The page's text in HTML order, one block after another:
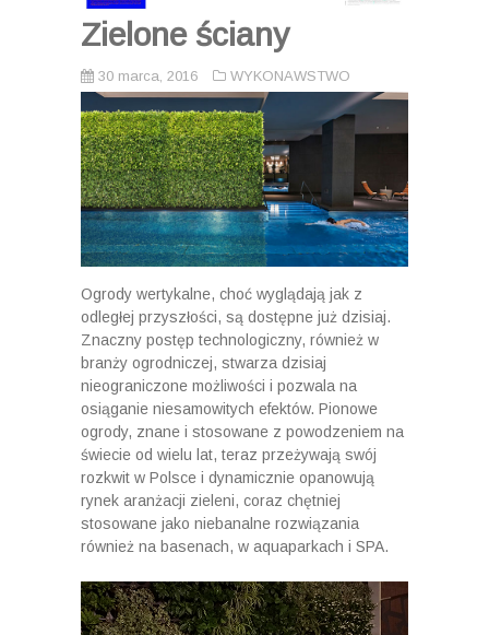
Zielone ściany
30 marca, 2016 WYKONAWSTWO
Ogrody wertykalne, choć wyglądają jak z
odległej przyszłości, są dostępne już dzisiaj.
Znaczny postęp technologiczny, również w
branży ogrodniczej, stwarza dzisiaj
nieograniczone możliwości i pozwala na
osiąganie niesamowitych efektów. Pionowe
ogrody, znane i stosowane z powodzeniem na
świecie od wielu lat, teraz przeżywają swój
rozkwit w Polsce i dynamicznie opanowują
rynek aranżacji zieleni, coraz chętniej
stosowane jako niebanalne rozwiązania
również na basenach, w aquaparkach i SPA.